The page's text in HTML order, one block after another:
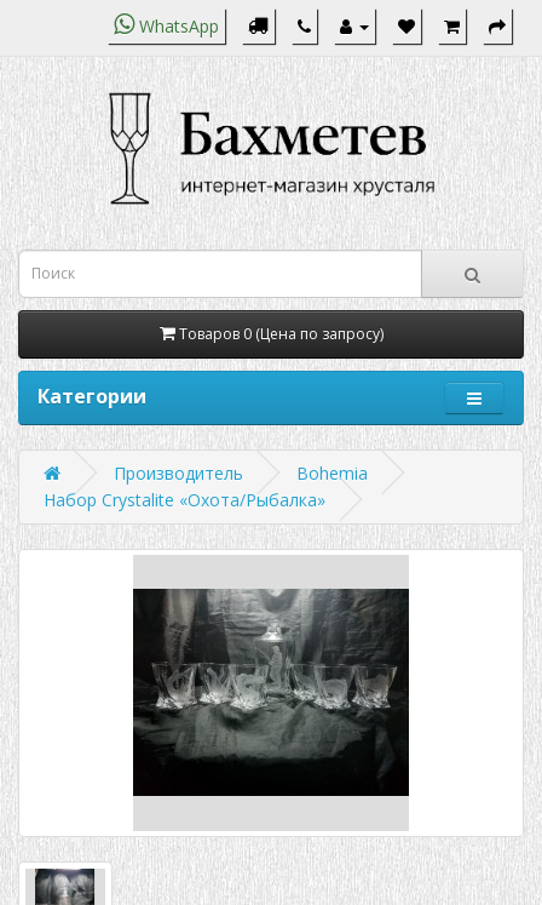
WhatsApp
Товаров 0 (Цена по запросу)
Категории
Производитель
Bohemia
Набор Crystalite «Охота/Рыбалка»